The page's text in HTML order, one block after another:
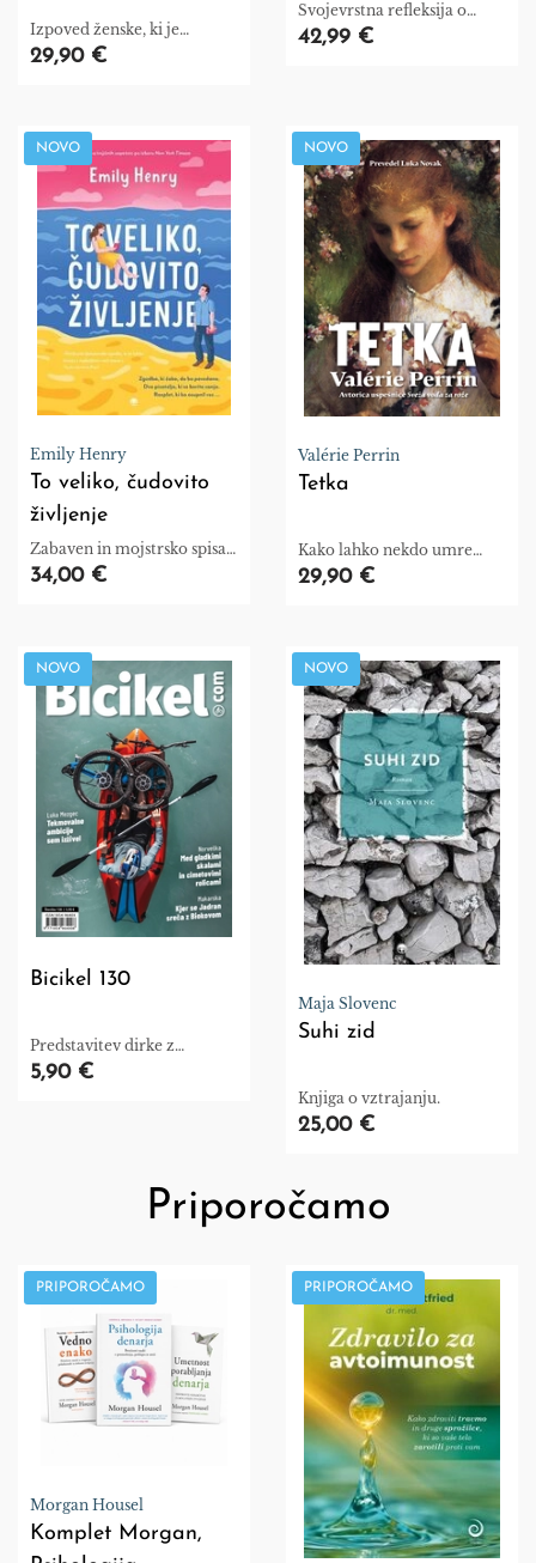
Izpoved ženske, ki je
predolgo molčala.
29,90 €
Svojevrstna refleksija o
gradnji notranjih svetov.
42,99 €
NOVO
Emily Henry
To veliko, čudovito
življenje
Zabaven in mojstrsko spisan
roman.
34,00 €
NOVO
Valérie Perrin
Tetka
Kako lahko nekdo umre
dvakrat?
29,90 €
NOVO
Bicikel 130
Predstavitev dirke z
zanimivostmi
5,90 €
NOVO
Maja Slovenc
Suhi zid
Knjiga o vztrajanju.
25,00 €
Priporočamo
PRIPOROČAMO
Morgan Housel
Komplet Morgan,
PRIPOROČAMO